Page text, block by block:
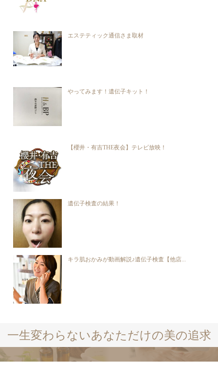
エステティック通信さま取材
やってみます！遺伝子キット！
【櫻井・有吉THE夜会】テレビ放映！
遺伝子検査の結果！
キラ肌おかみが動画解説♪遺伝子検査【他店...
一生変わらないあなただけの美の追求